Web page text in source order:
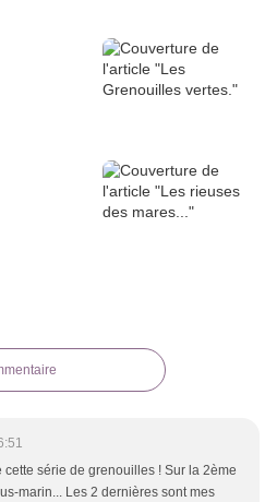
cette série de grenouilles ! Sur la 2ème
marin... Les 2 dernières sont mes